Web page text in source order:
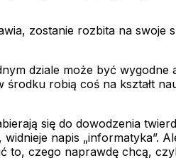
zostanie rozbita na swoje
dziale może być
robią coś na kształt
się do dowodzenia
napis „informatyka”.
to, czego naprawdę chcą,